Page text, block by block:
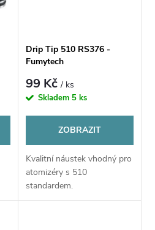
Drip Tip 510 RS376 -
Fumytech
99 Kč/ ks
Skladem 5 ks
ZOBRAZIT
Kvalitní náustek vhodný pro
atomizéry s 510
standardem.